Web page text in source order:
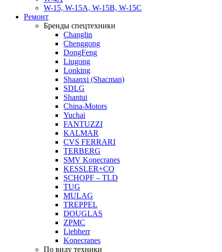
W-15, W-15A, W-15B, W-15C
Ремонт
Бренды спецтехники
Changlin
Chenggong
DongFeng
Liugong
Lonking
Shaanxi (Shacman)
SDLG
Shantui
China-Motors
Yuchai
FANTUZZI
KALMAR
CVS FERRARI
TERBERG
SMV Konecranes
KESSLER+CO
SCHOPF – TLD
TUG
MULAG
TREPPEL
DOUGLAS
ZPMC
Liebherr
Konecranes
По виду техники